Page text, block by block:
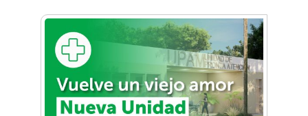
20 mil personas participaron de la maratón
por más derechos y más igualdad
Deportes y aire libre en el barrio más lindo de
Zona Oeste: Conocé el Circuito aeróbico de
Parque Leloir